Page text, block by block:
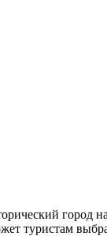
город
туристам